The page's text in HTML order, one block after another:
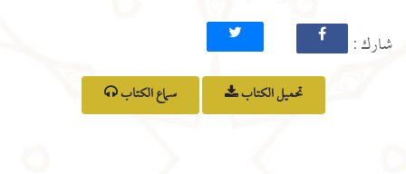
: شارك
سماع الكتاب تحميل الكتاب